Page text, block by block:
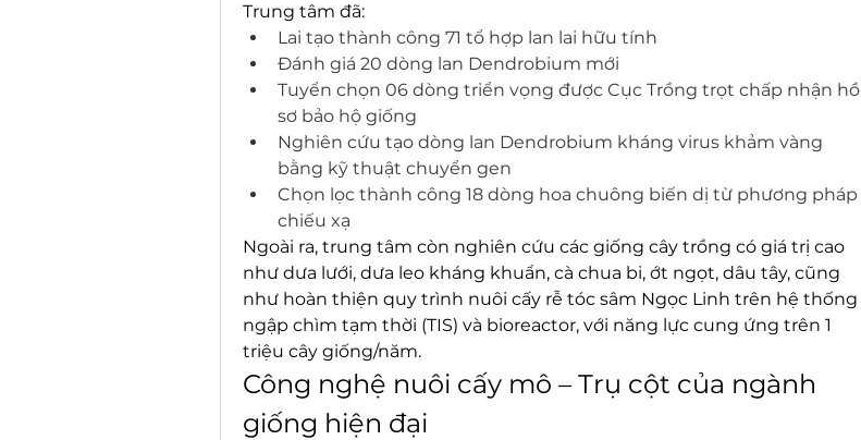
Trung tâm đã:
Lai tạo thành công 71 tổ hợp lan lai hữu tính
Đánh giá 20 dòng lan Dendrobium mới
Tuyển chọn 06 dòng triển vọng được Cục Trồng trọt chấp nhận hồ
sơ bảo hộ giống
Nghiên cứu tạo dòng lan Dendrobium kháng virus khảm vàng
bằng kỹ thuật chuyển gen
Chọn lọc thành công 18 dòng hoa chuông biến dị từ phương pháp
chiếu xạ
Ngoài ra, trung tâm còn nghiên cứu các giống cây trồng có giá trị cao
như dưa lưới, dưa leo kháng khuẩn, cà chua bi, ớt ngọt, dâu tây, cũng
như hoàn thiện quy trình nuôi cấy rễ tóc sâm Ngọc Linh trên hệ thống
ngập chìm tạm thời (TIS) và bioreactor, với năng lực cung ứng trên 1
triệu cây giống/năm.
Công nghệ nuôi cấy mô – Trụ cột của ngành
giống hiện đại